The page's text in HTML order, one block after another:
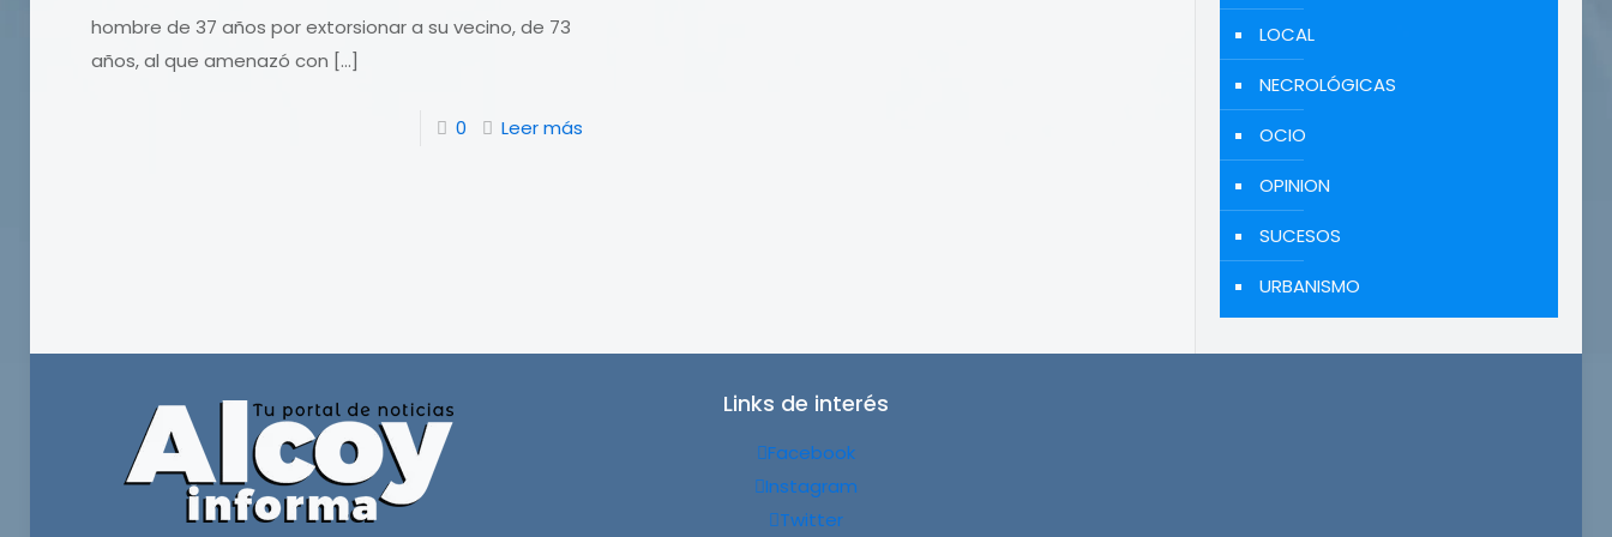
hombre de 37 años por extorsionar a su vecino, de 73
años, al que amenazó con […]
0 Leer más
LOCAL
NECROLÓGICAS
OCIO
OPINION
SUCESOS
URBANISMO
Links de interés
Facebook
Instagram
Twitter